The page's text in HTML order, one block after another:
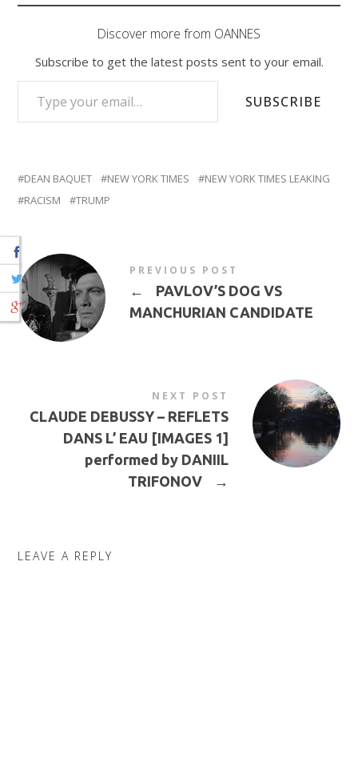
Discover more from OANNES
Subscribe to get the latest posts sent to your email.
TYPE YOUR EMAIL…
SUBSCRIBE
DEAN BAQUET NEW YORK TIMES
NEW YORK TIMES LEAKING
RACISM
TRUMP
PREVIOUS POST
←
PAVLOV’S DOG VS
MANCHURIAN CANDIDATE
NEXT POST
CLAUDE DEBUSSY – REFLETS
DANS L’ EAU [IMAGES 1]
performed by DANIIL
TRIFONOV
→
LEAVE A REPLY